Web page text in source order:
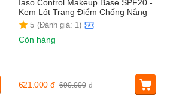
Iaso Control Makeup Base SPF20 -
Kem Lót Trang Điểm Chống Nắng
5 (Đánh giá: 1)
Còn hàng
690.000 đ
621.000 đ